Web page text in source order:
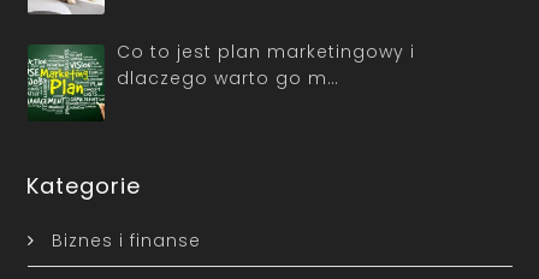
Co to jest plan marketingowy i
dlaczego warto go m…
Kategorie
Biznes i finanse